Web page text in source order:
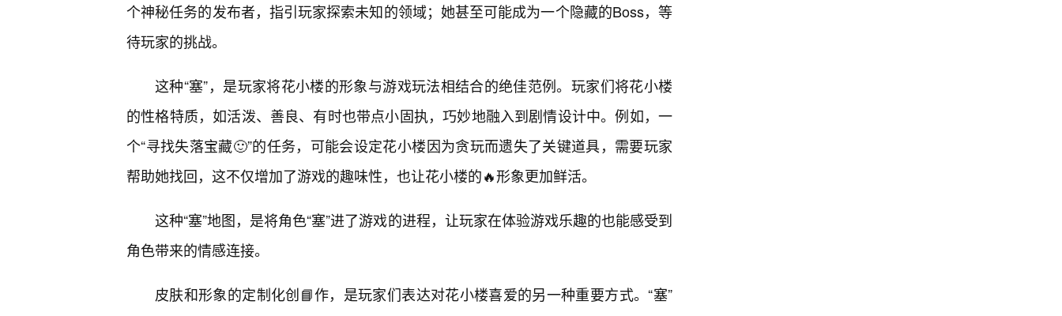
个神秘任务的发布者，指引玩家探索未知的领域；她甚至可能成为一个隐藏的Boss，等
待玩家的挑战。
这种“塞”，是玩家将花小楼的形象与游戏玩法相结合的绝佳范例。玩家们将花小楼
的性格特质，如活泼、善良、有时也带点小固执，巧妙地融入到剧情设计中。例如，一
个“寻找失落宝藏🙂”的任务，可能会设定花小楼因为贪玩而遗失了关键道具，需要玩家
帮助她找回，这不仅增加了游戏的趣味性，也让花小楼的🔥形象更加鲜活。
这种“塞”地图，是将角色“塞”进了游戏的进程，让玩家在体验游戏乐趣的也能感受到
角色带来的情感连接。
皮肤和形象的定制化创📘作，是玩家们表达对花小楼喜爱的另一种重要方式。“塞”